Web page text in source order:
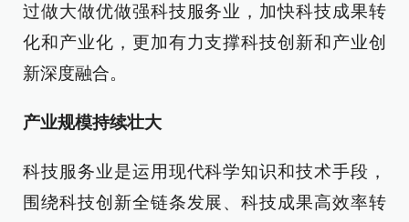
过做大做优做强科技服务业，加快科技成果转
化和产业化，更加有力支撑科技创新和产业创
新深度融合。
产业规模持续壮大
科技服务业是运用现代科学知识和技术手段，
围绕科技创新全链条发展、科技成果高效率转